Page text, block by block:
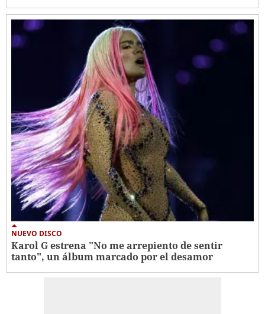
NUEVO DISCO
Karol G estrena "No me arrepiento de sentir
tanto", un álbum marcado por el desamor